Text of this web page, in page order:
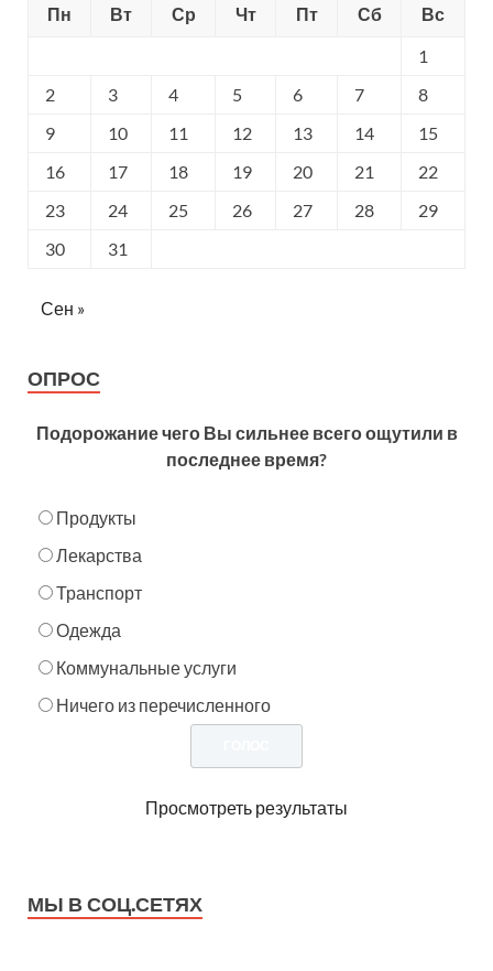
Пн Вт Ср Чт Пт Сб
Вс
1
2
3 4 5 6 7
8
9
10 11 12 13 14
15
16
17 18 19 20 21
22
23
24 25 26 27 28
29
30
31
Сен »
ОПРОС
Подорожание чего Вы сильнее всего ощутили в
последнее время?
Продукты
Лекарства
Транспорт
Одежда
Коммунальные услуги
Ничего из перечисленного
Просмотреть результаты
МЫ В СОЦ.СЕТЯХ